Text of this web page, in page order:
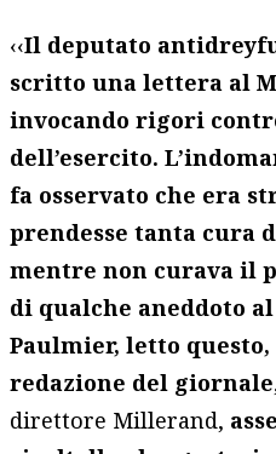
‹‹Il deputato
scritto una lettera al
invocando rigori
dell’esercito.
fa osservato che era
prendesse tanta cura
mentre non curava il
di qualche aneddoto
Paulmier, letto
redazione del giornale
direttore Millerand,